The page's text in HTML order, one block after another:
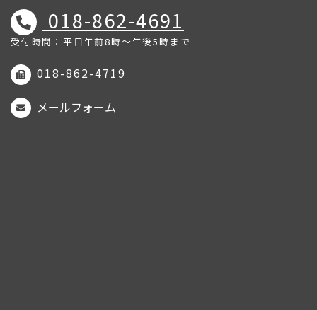
018-862-4691
受付時間：平日午前8時～午後5時まで
018-862-4719
メールフォーム